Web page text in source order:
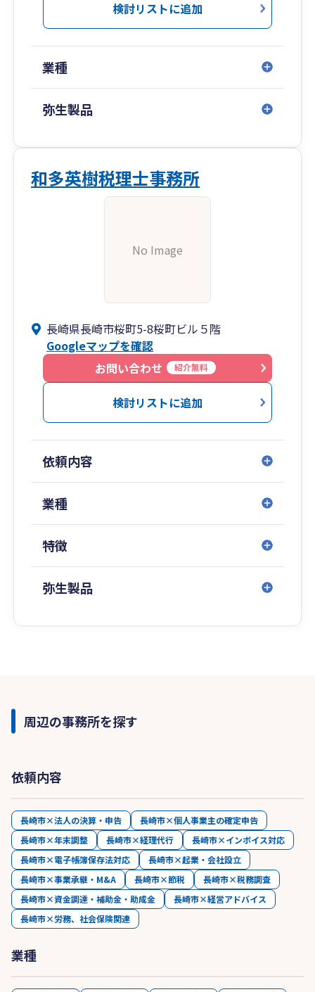
検討リストに追加
業種
弥生製品
和多英樹税理士事務所
No Image
長崎県長崎市桜町5-8桜町ビル５階
Googleマップを確認
お問い合わせ
紹介無料
検討リストに追加
依頼内容
業種
特徴
弥生製品
周辺の事務所を探す
依頼内容
長崎市×法人の決算・申告
長崎市×個人事業主の確定申告
長崎市×年末調整
長崎市×経理代行
長崎市×インボイス対応
長崎市×電子帳簿保存法対応
長崎市×起業・会社設立
長崎市×事業承継・M&A
長崎市×節税
長崎市×税務調査
長崎市×資金調達・補助金・助成金
長崎市×経営アドバイス
長崎市×労務、社会保険関連
業種